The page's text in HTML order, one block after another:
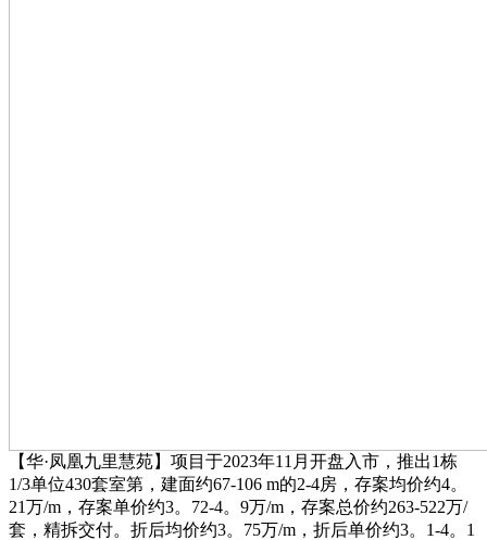
【华·凤凰九里慧苑】项目于2023年11月开盘入市，推出1栋
1/3单位430套室第，建面约67-106 m的2-4房，存案均价约4。
21万/m，存案单价约3。72-4。9万/m，存案总价约263-522万/
套，精拆交付。折后均价约3。75万/m，折后单价约3。1-4。1